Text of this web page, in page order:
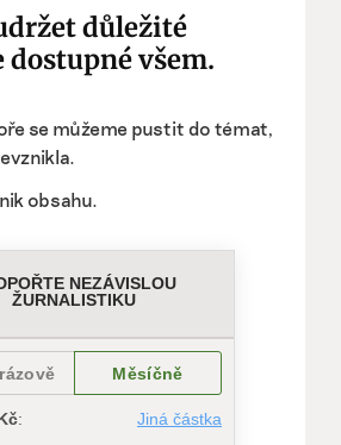
důležité
všem.
se můžeme pustit do témat,
obsahu.